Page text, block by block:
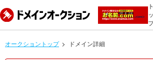
ト
ッ
オークショントップ ドメイン詳細